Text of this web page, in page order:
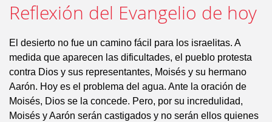
Reflexión del Evangelio de hoy
El desierto no fue un camino fácil para los israelitas. A
medida que aparecen las dificultades, el pueblo protesta
contra Dios y sus representantes, Moisés y su hermano
Aarón. Hoy es el problema del agua. Ante la oración de
Moisés, Dios se la concede. Pero, por su incredulidad,
Moisés y Aarón serán castigados y no serán ellos quienes